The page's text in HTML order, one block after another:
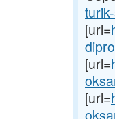
[url=
[url=
[url=